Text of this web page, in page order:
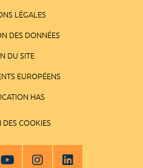
LÉGALES
DES DONNÉES
DU SITE
EUROPÉENS
HAS
DES COOKIES